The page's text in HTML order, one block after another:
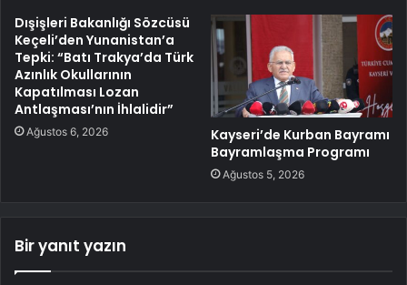
Dışişleri Bakanlığı Sözcüsü
Keçeli’den Yunanistan’a
Tepki: “Batı Trakya’da Türk
Azınlık Okullarının
Kapatılması Lozan
Antlaşması’nın İhlalidir”
Ağustos 6, 2026
Kayseri’de Kurban Bayramı
Bayramlaşma Programı
Ağustos 5, 2026
Bir yanıt yazın